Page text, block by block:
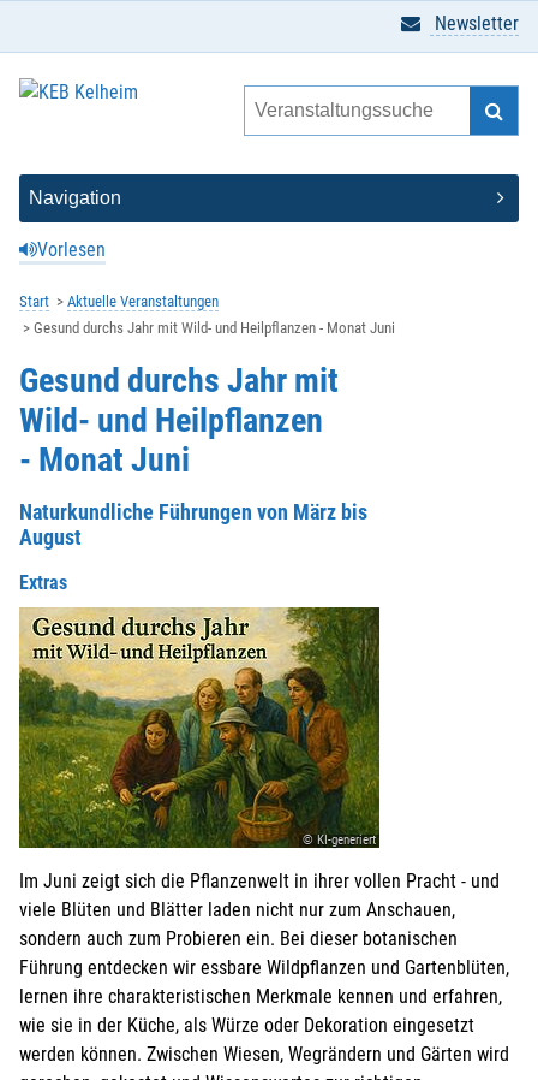
Vorlesen
Newsletter
Start
Aktuelle Veranstaltungen
Gesund durchs Jahr mit Wild- und Heilpflanzen - Monat Juni
Gesund durchs Jahr mit
Wild- und Heilpflanzen
- Monat Juni
Naturkundliche Führungen von März bis
August
Extras
© KI-generiert
Im Juni zeigt sich die Pflanzenwelt in ihrer vollen Pracht - und
viele Blüten und Blätter laden nicht nur zum Anschauen,
sondern auch zum Probieren ein. Bei dieser botanischen
Führung entdecken wir essbare Wildpflanzen und Gartenblüten,
lernen ihre charakteristischen Merkmale kennen und erfahren,
wie sie in der Küche, als Würze oder Dekoration eingesetzt
werden können. Zwischen Wiesen, Wegrändern und Gärten wird